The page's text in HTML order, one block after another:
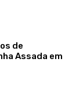
de
Assada em